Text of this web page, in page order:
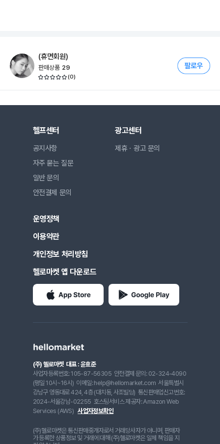
(휴면회원)
판매상품 29
(0)
헬프센터
공지사항
자주 묻는 질문
일반 문의
안전결제 문의
광고센터
제휴ㆍ광고 문의
운영정책
이용약관
개인정보 처리방침
헬로마켓 앱 다운로드
(주) 헬로마켓 대표 : 윤효준
사업자등록번호: 105-87-56305 안전결제 문의: 02-324-4090
(평일 10시~16시) 이메일: help@hellomarket.com 서울특별시
강남구 영동대로 424, 4층 (대치동, 사조빌딩) 통신판매업신고번호:
2024-서울강남-02255 호스팅서비스 제공자: Amazon Web
Services (AWS) 사업자정보확인
(주)헬로마켓은 통신판매중개자로서 거래당사자가 아니며, 판매자
가 등록한 상품정보 및 거래에 대해 (주)헬로마켓은 일체 책임을 지